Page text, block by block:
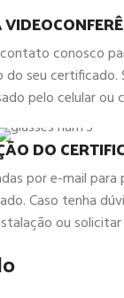
conosco
seu certificado.
pelo celular ou
DO
por e-mail para
Caso tenha
ou